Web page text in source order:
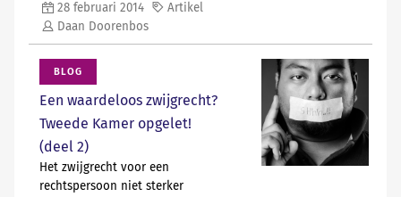
28 februari 2014
Artikel
Daan Doorenbos
BLOG
Een waardeloos zwijgrecht?
Tweede Kamer opgelet!
(deel 2)
Het zwijgrecht voor een
rechtspersoon niet sterker